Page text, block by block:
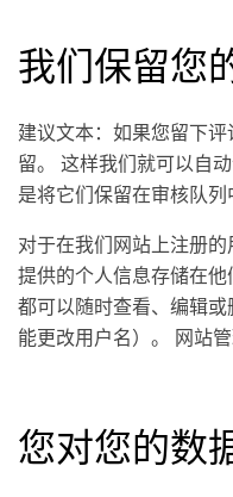
我们保留您
建议文本：如果您留下
留。 这样我们就可以自
是将它们保留在审核队列
对于在我们网站上注册
提供的个人信息存储在
都可以随时查看、编辑
能更改用户名）。 网站
您对您的数